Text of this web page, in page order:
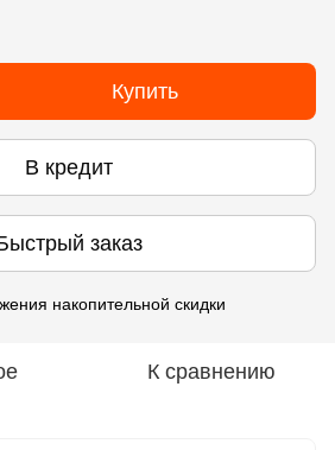
Купить
В кредит
заказ
накопительной скидки
К сравнению